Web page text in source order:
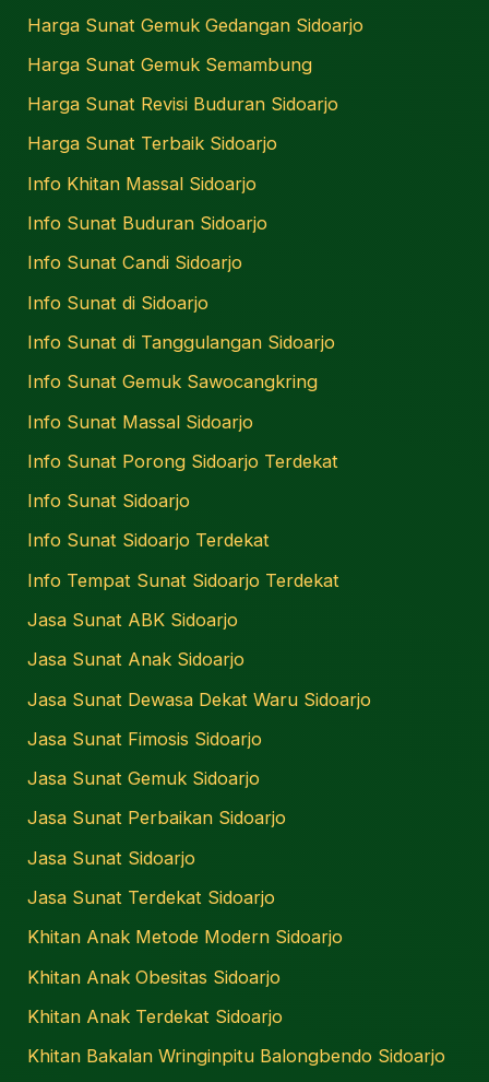
Harga Sunat Gemuk Gedangan Sidoarjo
Harga Sunat Gemuk Semambung
Harga Sunat Revisi Buduran Sidoarjo
Harga Sunat Terbaik Sidoarjo
Info Khitan Massal Sidoarjo
Info Sunat Buduran Sidoarjo
Info Sunat Candi Sidoarjo
Info Sunat di Sidoarjo
Info Sunat di Tanggulangan Sidoarjo
Info Sunat Gemuk Sawocangkring
Info Sunat Massal Sidoarjo
Info Sunat Porong Sidoarjo Terdekat
Info Sunat Sidoarjo
Info Sunat Sidoarjo Terdekat
Info Tempat Sunat Sidoarjo Terdekat
Jasa Sunat ABK Sidoarjo
Jasa Sunat Anak Sidoarjo
Jasa Sunat Dewasa Dekat Waru Sidoarjo
Jasa Sunat Fimosis Sidoarjo
Jasa Sunat Gemuk Sidoarjo
Jasa Sunat Perbaikan Sidoarjo
Jasa Sunat Sidoarjo
Jasa Sunat Terdekat Sidoarjo
Khitan Anak Metode Modern Sidoarjo
Khitan Anak Obesitas Sidoarjo
Khitan Anak Terdekat Sidoarjo
Khitan Bakalan Wringinpitu Balongbendo Sidoarjo